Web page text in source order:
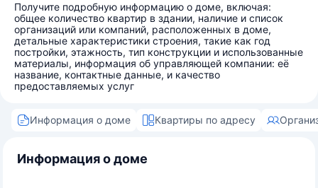
Получите подробную информацию о доме, включая:
общее количество квартир в здании, наличие и список
организаций или компаний, расположенных в доме,
детальные характеристики строения, такие как год
постройки, этажность, тип конструкции и использованные
материалы, информация об управляющей компании: её
название, контактные данные, и качество
предоставляемых услуг
Информация о доме Квартиры по адресу
Информация о доме